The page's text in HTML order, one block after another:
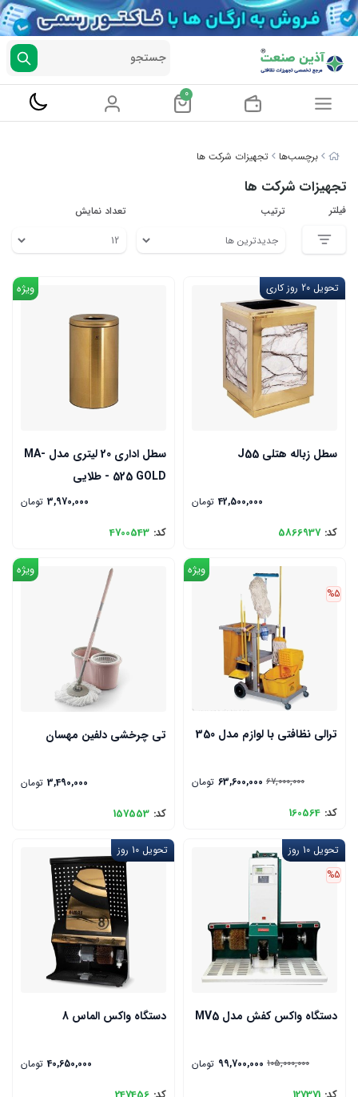
برچسب‌ها تجهیزات شرکت ها
تجهیزات شرکت ها
فیلتر ترتیب تعداد نمایش
تحویل 20 روز کاری
سطل زباله هتلی J55
42,500,000 تومان
کد: 5866937
ویژه
سطل اداری 20 لیتری مدل MA-
525 GOLD - طلایی
3,970,000 تومان
کد: 4700543
ویژه
ترالی نظافتی با لوازم مدل 350
%5
67,000,000
63,600,000 تومان
کد: 160564
ویژه
تی چرخشی دلفین مهسان
3,490,000 تومان
کد: 157553
تحویل 10 روز
دستگاه واکس کفش مدل MV5
%5
105,000,000
99,700,000 تومان
تحویل 10 روز
دستگاه واکس الماس 8
40,650,000 تومان
جستجو
0